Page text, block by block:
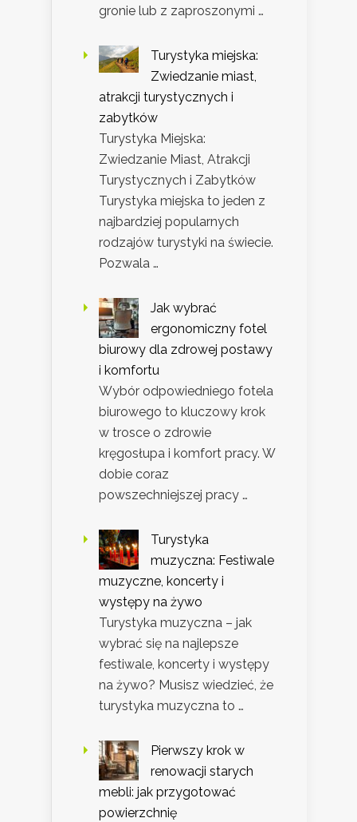
gronie lub z zaproszonymi …
Turystyka miejska:
Zwiedzanie miast,
atrakcji turystycznych i
zabytków
Turystyka Miejska:
Zwiedzanie Miast, Atrakcji
Turystycznych i Zabytków
Turystyka miejska to jeden z
najbardziej popularnych
rodzajów turystyki na świecie.
Pozwala …
Jak wybrać
ergonomiczny fotel
biurowy dla zdrowej postawy
i komfortu
Wybór odpowiedniego fotela
biurowego to kluczowy krok
w trosce o zdrowie
kręgosłupa i komfort pracy. W
dobie coraz
powszechniejszej pracy …
Turystyka
muzyczna: Festiwale
muzyczne, koncerty i
występy na żywo
Turystyka muzyczna – jak
wybrać się na najlepsze
festiwale, koncerty i występy
na żywo? Musisz wiedzieć, że
turystyka muzyczna to …
Pierwszy krok w
renowacji starych
mebli: jak przygotować
powierzchnię